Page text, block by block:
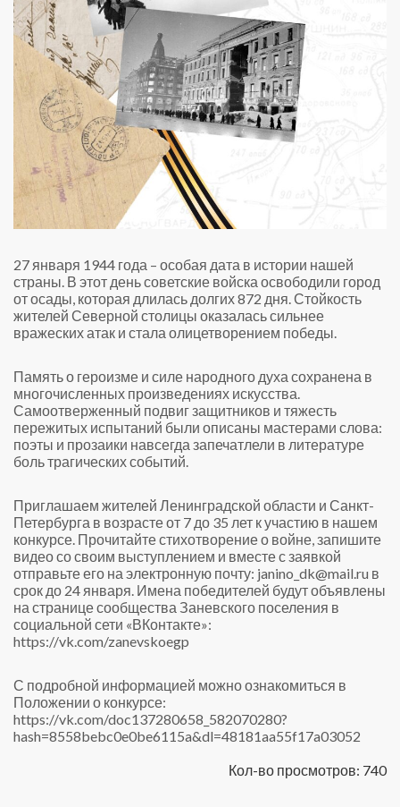
27 января 1944 года – особая дата в истории нашей
страны. В этот день советские войска освободили город
от осады, которая длилась долгих 872 дня. Стойкость
жителей Северной столицы оказалась сильнее
вражеских атак и стала олицетворением победы.
Память о героизме и силе народного духа сохранена в
многочисленных произведениях искусства.
Самоотверженный подвиг защитников и тяжесть
пережитых испытаний были описаны мастерами слова:
поэты и прозаики навсегда запечатлели в литературе
боль трагических событий.
Приглашаем жителей Ленинградской области и Санкт-
Петербурга в возрасте от 7 до 35 лет к участию в нашем
конкурсе. Прочитайте стихотворение о войне, запишите
видео со своим выступлением и вместе с заявкой
отправьте его на электронную почту: janino_dk@mail.ru в
срок до 24 января. Имена победителей будут объявлены
на странице сообщества Заневского поселения в
социальной сети «ВКонтакте»:
https://vk.com/zanevskoegp
С подробной информацией можно ознакомиться в
Положении о конкурсе:
https://vk.com/doc137280658_582070280?
hash=8558bebc0e0be6115a&dl=48181aa55f17a03052
Кол-во просмотров: 740